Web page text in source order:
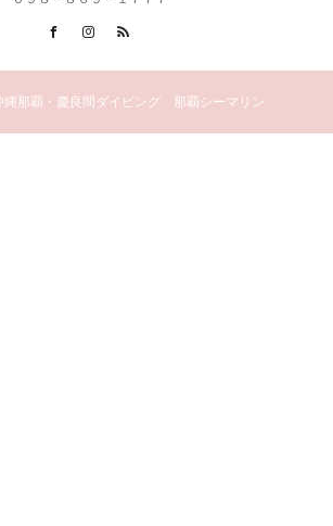
FacebookInstagram
縄那覇・慶良間ダイビング 那覇シーマリン